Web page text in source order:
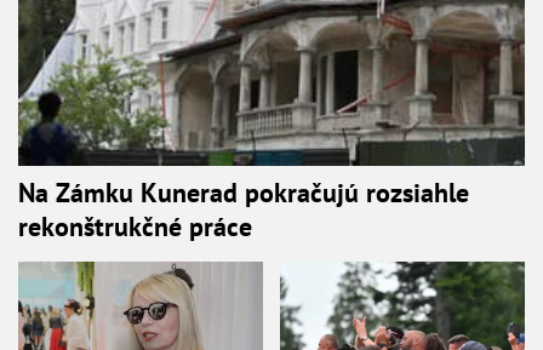
Na Zámku Kunerad pokračujú rozsiahle
rekonštrukčné práce